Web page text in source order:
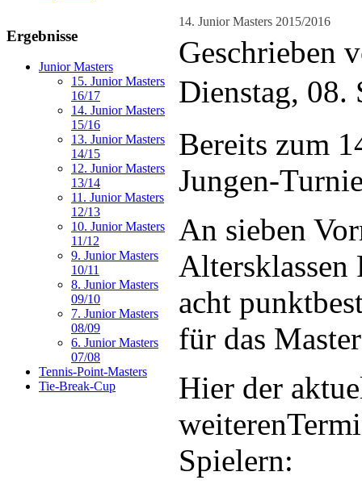
Ergebnisse
Junior Masters
15. Junior Masters
16/17
14. Junior Masters
15/16
13. Junior Masters
14/15
12. Junior Masters
13/14
11. Junior Masters
12/13
10. Junior Masters
11/12
9. Junior Masters
10/11
8. Junior Masters
09/10
7. Junior Masters
08/09
6. Junior Masters
07/08
Tennis-Point-Masters
Tie-Break-Cup
14. Junior Masters 2015/2016
Geschrieben
Dienstag, 08.
Bereits zum
Jungen-
An sieben
Altersklassen
acht
für das
Hier der
Spielern: